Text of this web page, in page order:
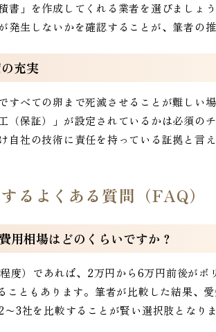
書」を作成してくれる業者を選びましょ
発生しないかを確認することが、筆者の
充実
すべての卵まで死滅させることが難しい
（保証）」が設定されているかは必須の
自社の技術に責任を持っている証拠と言え
るよくある質問（FAQ）
用相場はどのくらいですか？
度）であれば、2万円から6万円前後がボ
こともあります。筆者が比較した結果、
3社を比較することが賢い選択肢となりま